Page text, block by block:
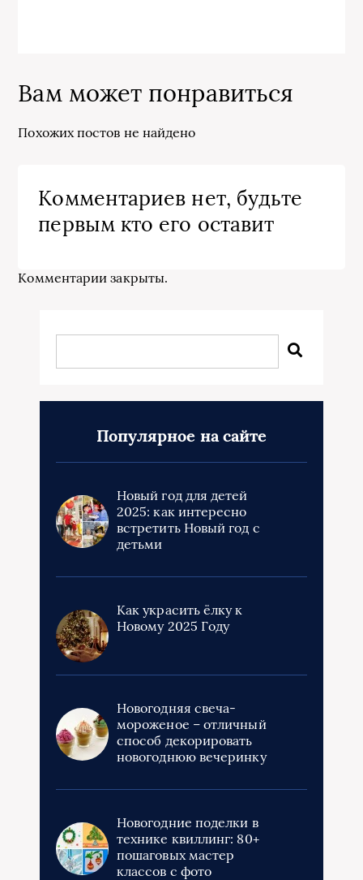
Вам может понравиться
Похожих постов не найдено
Комментариев нет, будьте
первым кто его оставит
Комментарии закрыты.
Популярное на сайте
Новый год для детей
2025: как интересно
встретить Новый год с
детьми
Как украсить ёлку к
Новому 2025 Году
Новогодняя свеча-
мороженое – отличный
способ декорировать
новогоднюю вечеринку
Новогодние поделки в
технике квиллинг: 80+
пошаговых мастер
классов с фото